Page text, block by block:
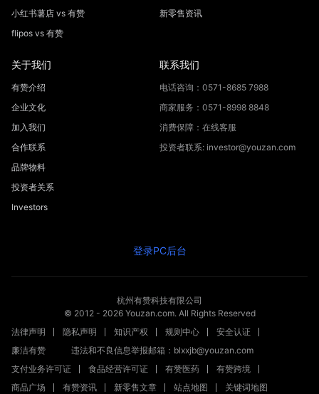
小红书薯店 vs 有赞
flipos vs 有赞
新零售资讯
关于我们
有赞介绍
企业文化
加入我们
合作联系
品牌物料
投资者关系
Investors
联系我们
电话咨询：0571-8685 7988
商家服务：0571-8998 8848
消费保障：在线客服
投资者联系: investor@youzan.com
登录PC后台
杭州有赞科技有限公司
© 2012 - 2026Youzan.com. All Rights Reserved
法律声明
隐私声明 知识产权 规则中心
安全认证
廉洁有赞
违法和不良信息举报邮箱：blxxjb@youzan.com
支付业务许可证
食品经营许可证 有赞医药
有赞跨境
商品广场
有赞资讯 新零售文章 站点地图 关键词地图